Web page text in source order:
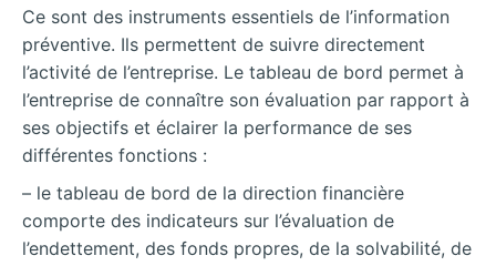
Ce sont des instruments essentiels de l’information
préventive. Ils permettent de suivre directement
l’activité de l’entreprise. Le tableau de bord permet à
l’entreprise de connaître son évaluation par rapport à
ses objectifs et éclairer la performance de ses
différentes fonctions :
– le tableau de bord de la direction financière
comporte des indicateurs sur l’évaluation de
l’endettement, des fonds propres, de la solvabilité, de